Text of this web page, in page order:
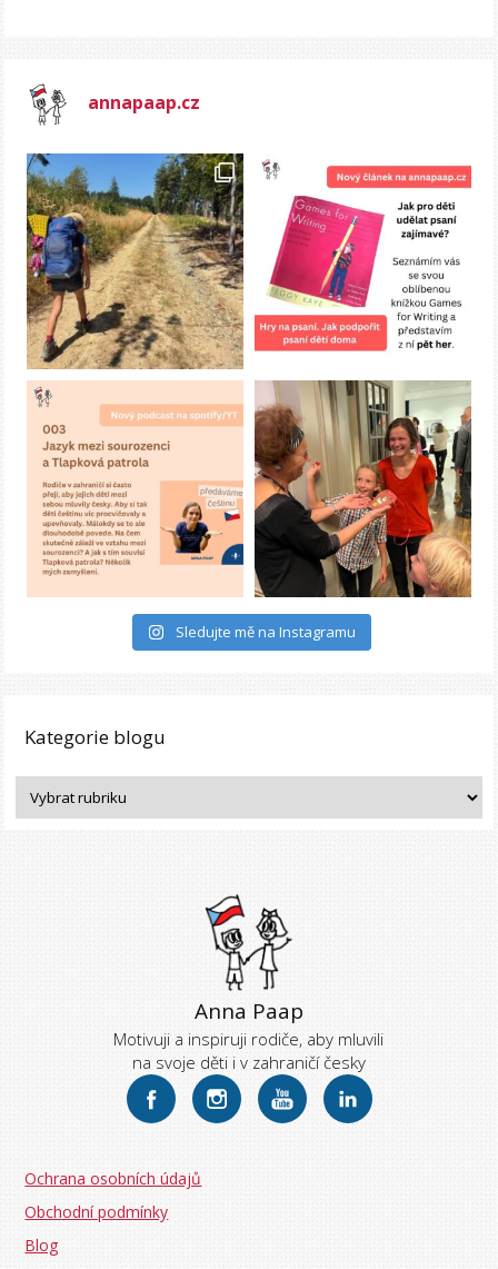
annapaap.cz
Sledujte mě na Instagramu
Kategorie blogu
Anna Paap
Motivuji a inspiruji rodiče, aby mluvili
na svoje děti i v zahraničí česky
Ochrana osobních údajů
Obchodní podmínky
Blog